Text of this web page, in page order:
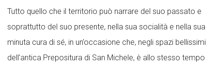
Tutto quello che il territorio può narrare del suo passato e
soprattutto del suo presente, nella sua socialità e nella sua
minuta cura di sé, in un’occasione che, negli spazi bellissimi
dell’antica Prepositura di San Michele, è allo stesso tempo